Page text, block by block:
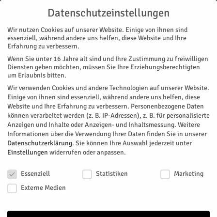
Start
« Alle Veranstaltungen
Diese Veranstaltung hat bereits stattgefunden.
DLR Jülich: Einblick in die
Energiegewinnung
Facebook
Datenschutzeinstellungen
Wir nutzen Cookies auf unserer Website. Einige von ihnen sind
essenziell, während andere uns helfen, diese Website und Ihre
Erfahrung zu verbessern.
Wenn Sie unter 16 Jahre alt sind und Ihre Zustimmung zu freiwilligen
Diensten geben möchten, müssen Sie Ihre Erziehungsberechtigten
um Erlaubnis bitten.
Wir verwenden Cookies und andere Technologien auf unserer Website.
Einige von ihnen sind essenziell, während andere uns helfen, diese
Website und Ihre Erfahrung zu verbessern. Personenbezogene Daten
können verarbeitet werden (z. B. IP-Adressen), z. B. für personalisierte
Anzeigen und Inhalte oder Anzeigen- und Inhaltsmessung. Weitere
Informationen über die Verwendung Ihrer Daten finden Sie in unserer
Datenschutzerklärung. Sie können Ihre Auswahl jederzeit unter
Einstellungen widerrufen oder anpassen.
Essenziell
Statistiken
Marketing
Externe Medien